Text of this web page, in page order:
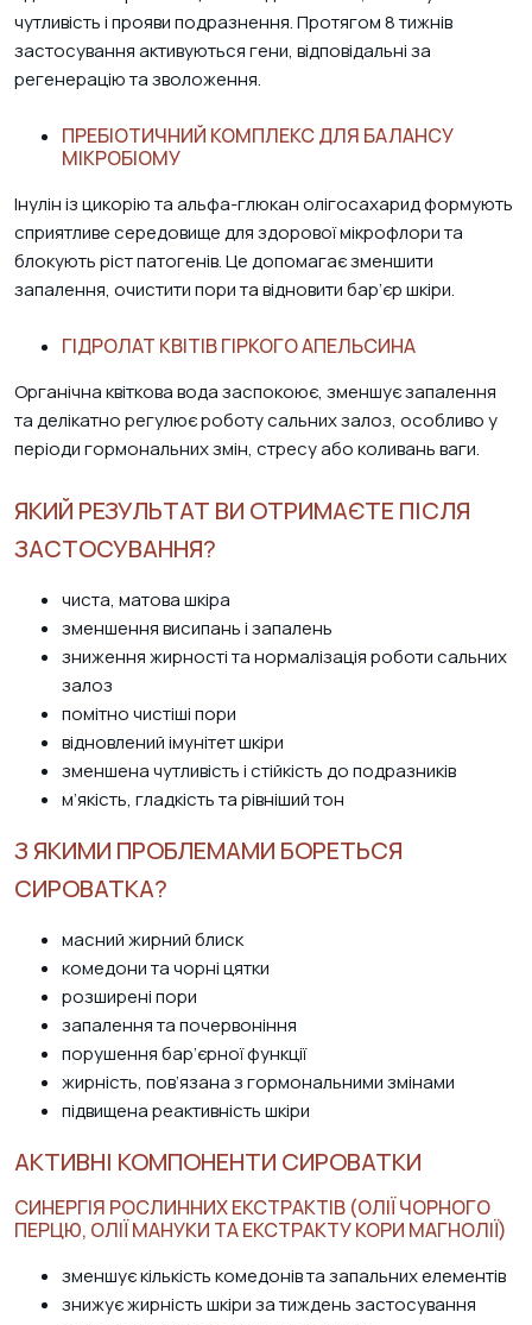
чутливість і прояви подразнення. Протягом 8 тижнів
застосування активуються гени, відповідальні за
регенерацію та зволоження.
ПРЕБІОТИЧНИЙ КОМПЛЕКС ДЛЯ БАЛАНСУ
МІКРОБІОМУ
Інулін із цикорію та альфа-глюкан олігосахарид формують
сприятливе середовище для здорової мікрофлори та
блокують ріст патогенів. Це допомагає зменшити
запалення, очистити пори та відновити бар’єр шкіри.
ГІДРОЛАТ КВІТІВ ГІРКОГО АПЕЛЬСИНА
Органічна квіткова вода заспокоює, зменшує запалення
та делікатно регулює роботу сальних залоз, особливо у
періоди гормональних змін, стресу або коливань ваги.
ЯКИЙ РЕЗУЛЬТАТ ВИ ОТРИМАЄТЕ ПІСЛЯ
ЗАСТОСУВАННЯ?
чиста, матова шкіра
зменшення висипань і запалень
зниження жирності та нормалізація роботи сальних
залоз
помітно чистіші пори
відновлений імунітет шкіри
зменшена чутливість і стійкість до подразників
м’якість, гладкість та рівніший тон
З ЯКИМИ ПРОБЛЕМАМИ БОРЕТЬСЯ
СИРОВАТКА?
масний жирний блиск
комедони та чорні цятки
розширені пори
запалення та почервоніння
порушення бар’єрної функції
жирність, пов’язана з гормональними змінами
підвищена реактивність шкіри
АКТИВНІ КОМПОНЕНТИ СИРОВАТКИ
СИНЕРГІЯ РОСЛИННИХ ЕКСТРАКТІВ (ОЛІЇ ЧОРНОГО
ПЕРЦЮ, ОЛІЇ МАНУКИ ТА ЕКСТРАКТУ КОРИ МАГНОЛІЇ)
зменшує кількість комедонів та запальних елементів
знижує жирність шкіри за тиждень застосування